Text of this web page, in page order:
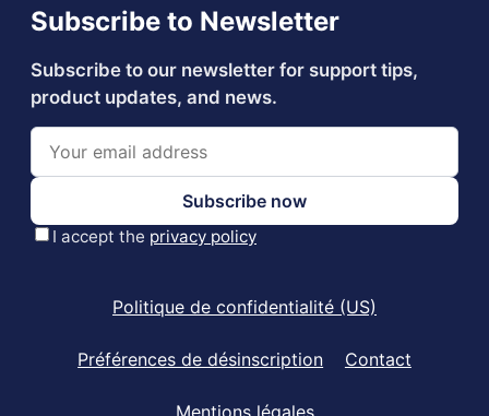
Politique de confidentialité (US)
Préférences de désinscription Contact